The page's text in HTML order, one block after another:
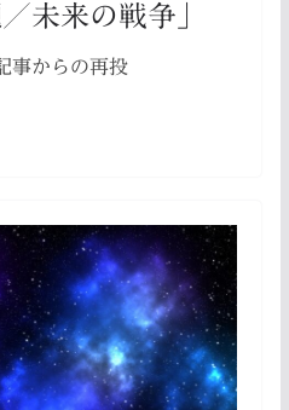
未来の戦争」
事からの再投